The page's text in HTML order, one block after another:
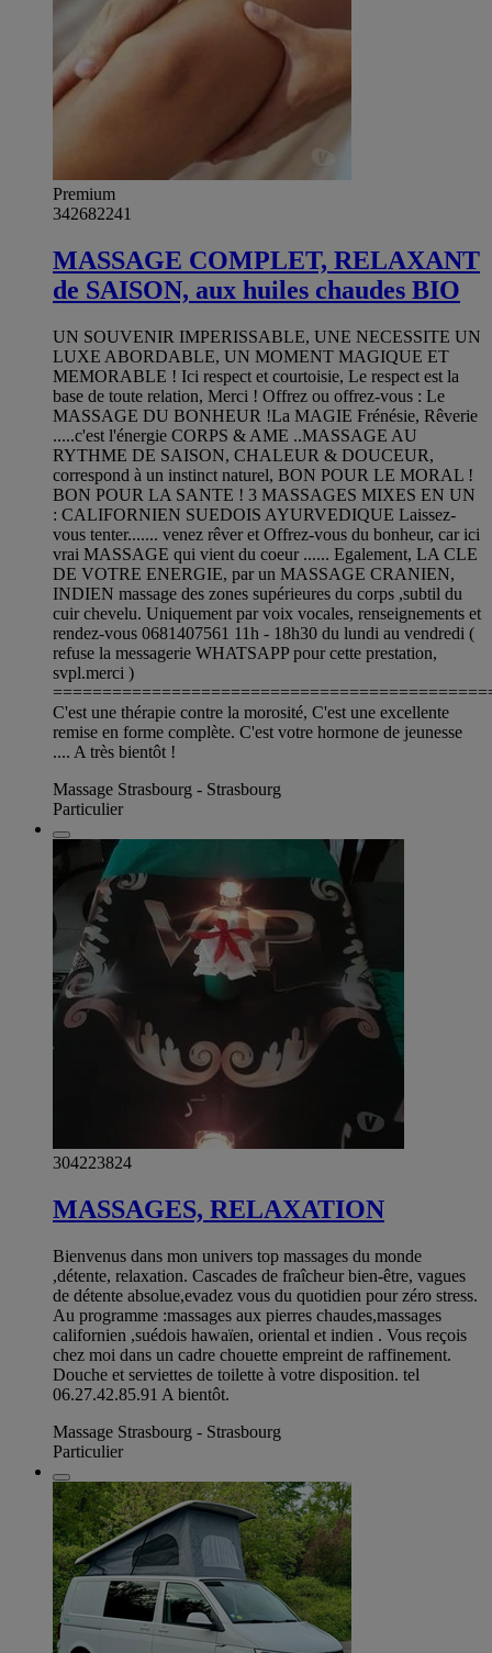
Premium
342682241
MASSAGE COMPLET, RELAXANT
de SAISON, aux huiles chaudes BIO
UN SOUVENIR IMPERISSABLE, UNE NECESSITE UN
LUXE ABORDABLE, UN MOMENT MAGIQUE ET
MEMORABLE ! Ici respect et courtoisie, Le respect est la
base de toute relation, Merci ! Offrez ou offrez-vous : Le
MASSAGE DU BONHEUR !La MAGIE Frénésie, Rêverie
.....c'est l'énergie CORPS & AME ..MASSAGE AU
RYTHME DE SAISON, CHALEUR & DOUCEUR,
correspond à un instinct naturel, BON POUR LE MORAL !
BON POUR LA SANTE ! 3 MASSAGES MIXES EN UN
: CALIFORNIEN SUEDOIS AYURVEDIQUE Laissez-
vous tenter....... venez rêver et Offrez-vous du bonheur, car ici
vrai MASSAGE qui vient du coeur ...... Egalement, LA CLE
DE VOTRE ENERGIE, par un MASSAGE CRANIEN,
INDIEN massage des zones supérieures du corps ,subtil du
cuir chevelu. Uniquement par voix vocales, renseignements et
rendez-vous 0681407561 11h - 18h30 du lundi au vendredi (
refuse la messagerie WHATSAPP pour cette prestation,
svpl.merci )
C'est une thérapie contre la morosité, C'est une excellente
remise en forme complète. C'est votre hormone de jeunesse
.... A très bientôt !
Massage Strasbourg - Strasbourg
Particulier
304223824
MASSAGES, RELAXATION
Bienvenus dans mon univers top massages du monde
,détente, relaxation. Cascades de fraîcheur bien-être, vagues
de détente absolue,evadez vous du quotidien pour zéro stress.
Au programme :massages aux pierres chaudes,massages
californien ,suédois hawaïen, oriental et indien . Vous reçois
chez moi dans un cadre chouette empreint de raffinement.
Douche et serviettes de toilette à votre disposition. tel
06.27.42.85.91 A bientôt.
Massage Strasbourg - Strasbourg
Particulier